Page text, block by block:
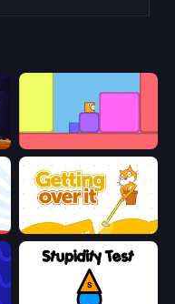
Getting Over It